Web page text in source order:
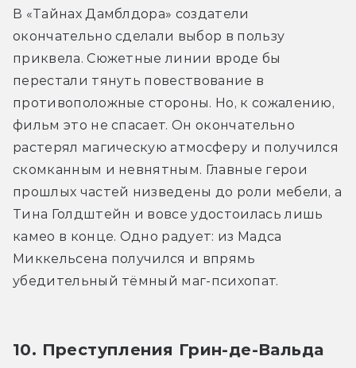
В «Тайнах Дамблдора» создатели
окончательно сделали выбор в пользу
приквела. Сюжетные линии вроде бы
перестали тянуть повествование в
противоположные стороны. Но, к сожалению,
фильм это не спасает. Он окончательно
растерял магическую атмосферу и получился
скомканным и невнятным. Главные герои
прошлых частей низведены до роли мебели, а
Тина Голдштейн и вовсе удостоилась лишь
камео в конце. Одно радует: из Мадса
Миккельсена получился и впрямь
убедительный тёмный маг-психопат.
10. Преступления Грин-де-Вальда